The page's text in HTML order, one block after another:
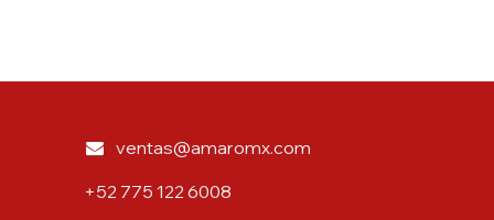
ventas@amaromx.com
+52 775 122 6008